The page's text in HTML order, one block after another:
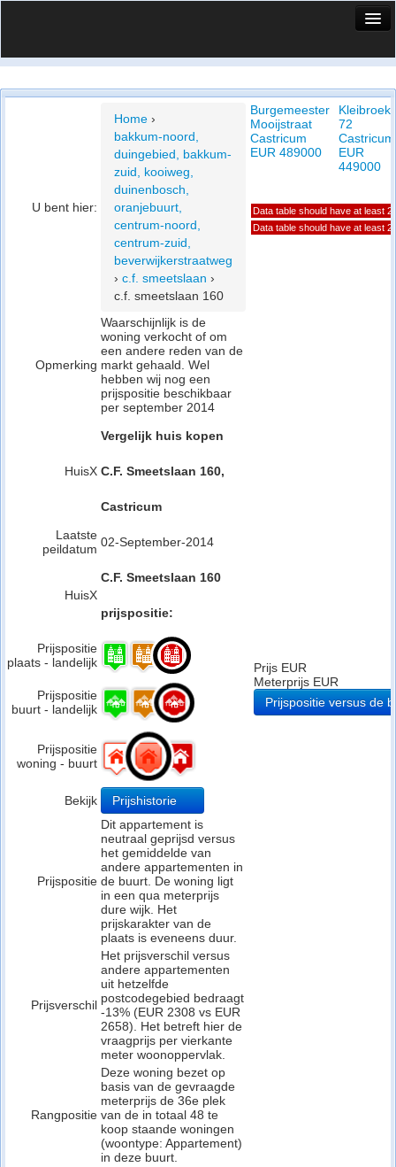
Vergelijk prijsposities - wijk
Privacy beleid
U bent hier:
Home ›
bakkum-noord,
duingebied, bakkum-
zuid, kooiweg,
duinenbosch,
oranjebuurt,
centrum-noord,
centrum-zuid,
beverwijkerstraatweg
› c.f. smeetslaan ›
c.f. smeetslaan 160
Opmerking
Waarschijnlijk is de
woning verkocht of om
een andere reden van de
markt gehaald. Wel
hebben wij nog een
prijspositie beschikbaar
per september 2014
HuisX
Vergelijk huis kopen
C.F. Smeetslaan 160,
Castricum
Laatste
peildatum 02-September-2014
HuisX
C.F. Smeetslaan 160
prijspositie:
Prijspositie
plaats - landelijk
Prijspositie
buurt - landelijk
Prijspositie
woning - buurt
Bekijk Prijshistorie
Prijspositie
Dit appartement is
neutraal geprijsd versus
het gemiddelde van
andere appartementen in
de buurt. De woning ligt
in een qua meterprijs
dure wijk. Het
prijskarakter van de
plaats is eveneens duur.
Prijsverschil
Het prijsverschil versus
andere appartementen
uit hetzelfde
postcodegebied bedraagt
-13% (EUR 2308 vs EUR
2658). Het betreft hier de
vraagprijs per vierkante
meter woonoppervlak.
Rangpositie
Deze woning bezet op
basis van de gevraagde
meterprijs de 36e plek
van de in totaal 48 te
koop staande woningen
(woontype: Appartement)
in deze buurt.
Burgemeester
Mooijstraat
Castricum
EUR 489000
Kleibroek
72
Castricum
EUR
449000
Data table should have at least 2
Data table should have at least 2
Prijs EUR
Meterprijs EUR
Prijspositie versus de